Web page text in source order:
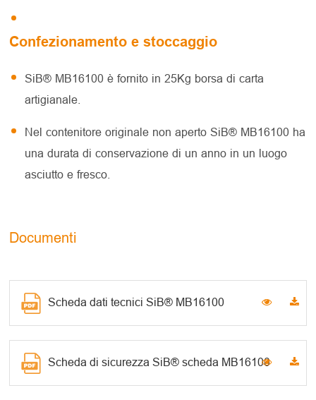
Confezionamento e stoccaggio
SiB® MB16100 è fornito in 25Kg borsa di carta
artigianale.
Nel contenitore originale non aperto SiB® MB16100 ha
una durata di conservazione di un anno in un luogo
asciutto e fresco.
Documenti
Scheda dati tecnici SiB® MB16100
Scheda di sicurezza SiB® scheda MB16100